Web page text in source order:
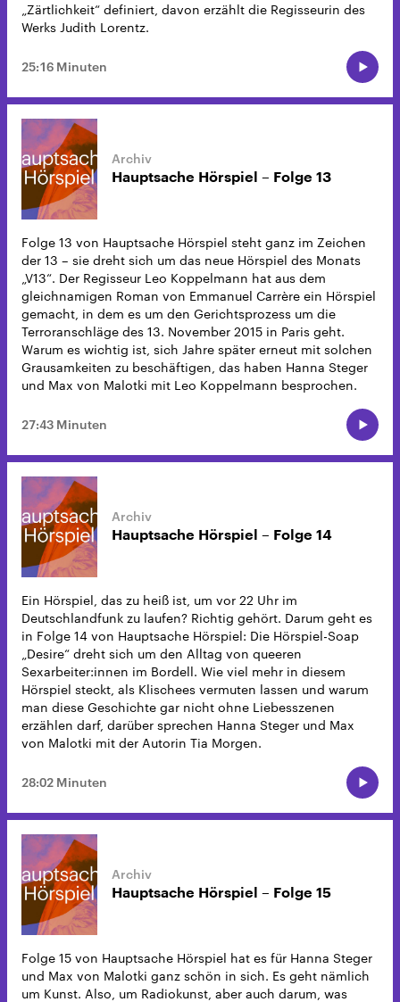
„Zärtlichkeit“ definiert, davon erzählt die Regisseurin des
Werks Judith Lorentz.
25:16 Minuten
Hauptsache Hörspiel – Folge 13
Folge 13 von Hauptsache Hörspiel steht ganz im Zeichen
der 13 – sie dreht sich um das neue Hörspiel des Monats
„V13“. Der Regisseur Leo Koppelmann hat aus dem
gleichnamigen Roman von Emmanuel Carrère ein Hörspiel
gemacht, in dem es um den Gerichtsprozess um die
Terroranschläge des 13. November 2015 in Paris geht.
Warum es wichtig ist, sich Jahre später erneut mit solchen
Grausamkeiten zu beschäftigen, das haben Hanna Steger
und Max von Malotki mit Leo Koppelmann besprochen.
27:43 Minuten
Hauptsache Hörspiel – Folge 14
Ein Hörspiel, das zu heiß ist, um vor 22 Uhr im
Deutschlandfunk zu laufen? Richtig gehört. Darum geht es
in Folge 14 von Hauptsache Hörspiel: Die Hörspiel-Soap
„Desire“ dreht sich um den Alltag von queeren
Sexarbeiter:innen im Bordell. Wie viel mehr in diesem
Hörspiel steckt, als Klischees vermuten lassen und warum
man diese Geschichte gar nicht ohne Liebesszenen
erzählen darf, darüber sprechen Hanna Steger und Max
von Malotki mit der Autorin Tia Morgen.
28:02 Minuten
Hauptsache Hörspiel – Folge 15
Folge 15 von Hauptsache Hörspiel hat es für Hanna Steger
und Max von Malotki ganz schön in sich. Es geht nämlich
um Kunst. Also, um Radiokunst, aber auch darum, was